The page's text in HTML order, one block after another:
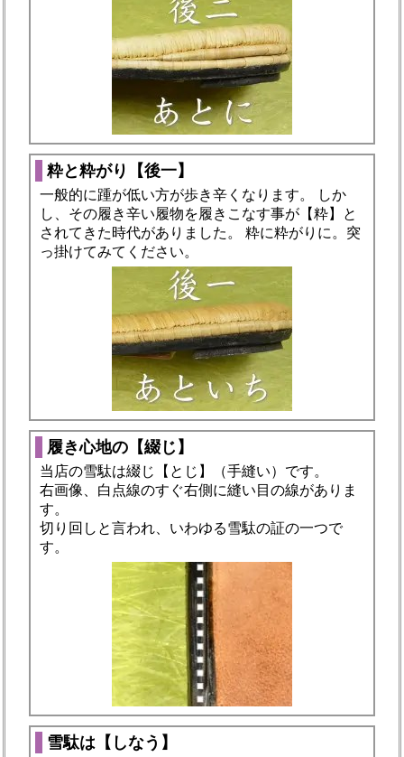
粋と粋がり【後一】
一般的に踵が低い方が歩き辛くなります。 しか
し、その履き辛い履物を履きこなす事が【粋】と
されてきた時代がありました。 粋に粋がりに。突
っ掛けてみてください。
履き心地の【綴じ】
当店の雪駄は綴じ【とじ】（手縫い）です。
右画像、白点線のすぐ右側に縫い目の線がありま
す。
切り回しと言われ、いわゆる雪駄の証の一つで
す。
雪駄は【しなう】